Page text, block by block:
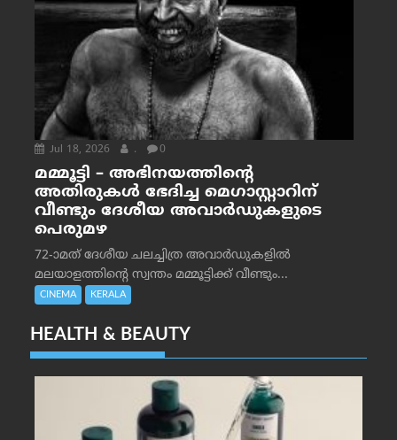
Jul 18, 2026 . 0
മമ്മൂട്ടി – അഭിനയത്തിന്റെ
അതിരുകൾ ഭേദിച്ച മെഗാസ്റ്റാറിന്
വീണ്ടും ദേശീയ അവാർഡുകളുടെ
പെരുമഴ
72-ാമത് ദേശീയ ചലച്ചിത്ര അവാര്‍ഡുകളില്‍
മലയാളത്തിന്റെ സ്വന്തം മമ്മൂട്ടിക്ക് വീണ്ടും...
CINEMA KERALA
HEALTH & BEAUTY